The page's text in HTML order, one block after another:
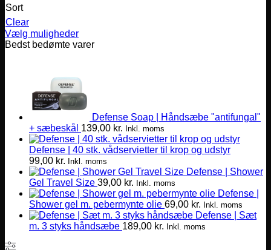
Sort
Clear
Vælg muligheder
Dette
Mulighederne
vælges
varesiden
Bedst bedømte varer
Defense Soap | Håndsæbe "antifungal"
+ sæbeskål 139,00 kr. Inkl. moms
Defense | 40 stk. vådservietter til krop og udstyr
99,00 kr. Inkl. moms
Defense | Shower
Gel Travel Size 39,00 kr. Inkl. moms
Defense |
Shower gel m. pebermynte olie 69,00 kr. Inkl. moms
Defense | Sæt
m. 3 styks håndsæbe 189,00 kr. Inkl. moms